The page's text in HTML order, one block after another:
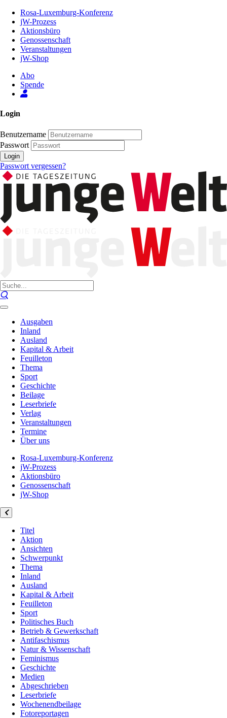
Inhalt
Seite
Rosa-Luxemburg-Konferenz
jW-Prozess
Aktionsbüro
Genossenschaft
Veranstaltungen
jW-Shop
Abo
Spende
Login
Benutzername
Passwort
Login
Passwort vergessen?
Ausgaben
Inland
Ausland
Kapital & Arbeit
Feuilleton
Thema
Sport
Geschichte
Beilage
Leserbriefe
Verlag
Veranstaltungen
Termine
Über uns
Rosa-Luxemburg-Konferenz
jW-Prozess
Aktionsbüro
Genossenschaft
jW-Shop
Titel
Aktion
Ansichten
Schwerpunkt
Thema
Inland
Ausland
Kapital & Arbeit
Feuilleton
Sport
Politisches Buch
Betrieb & Gewerkschaft
Antifaschismus
Natur & Wissenschaft
Feminismus
Geschichte
Medien
Abgeschrieben
Leserbriefe
Wochenendbeilage
Fotoreportagen